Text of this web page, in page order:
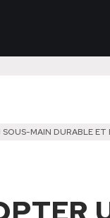
MAIN DURABLE